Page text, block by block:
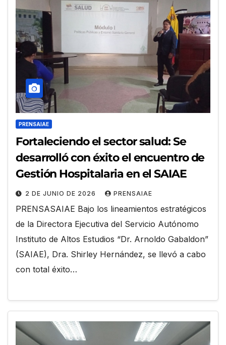
PRENSAIAE
Fortaleciendo el sector salud: Se
desarrolló con éxito el encuentro de
Gestión Hospitalaria en el SAIAE
2 DE JUNIO DE 2026 PRENSAIAE
PRENSASAIAE Bajo los lineamientos estratégicos
de la Directora Ejecutiva del Servicio Autónomo
Instituto de Altos Estudios “Dr. Arnoldo Gabaldon”
(SAIAE), Dra. Shirley Hernández, se llevó a cabo
con total éxito…